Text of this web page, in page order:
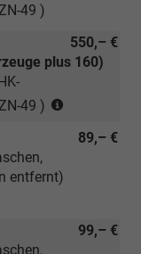
49 )
550,– €
plus 160)
49 )
für89,– €
entfernt)
99,– €